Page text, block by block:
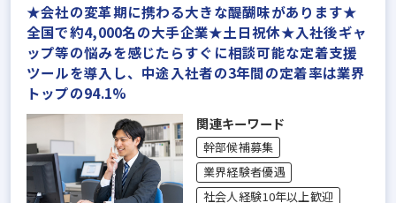
★会社の変革期に携わる大きな醍醐味があります★
全国で約4,000名の大手企業★土日祝休★入社後ギャ
ップ等の悩みを感じたらすぐに相談可能な定着支援
ツールを導入し、中途入社者の3年間の定着率は業界
トップの94.1%
関連キーワード
幹部候補募集
業界経験者優遇
社会人経験10年以上歓迎